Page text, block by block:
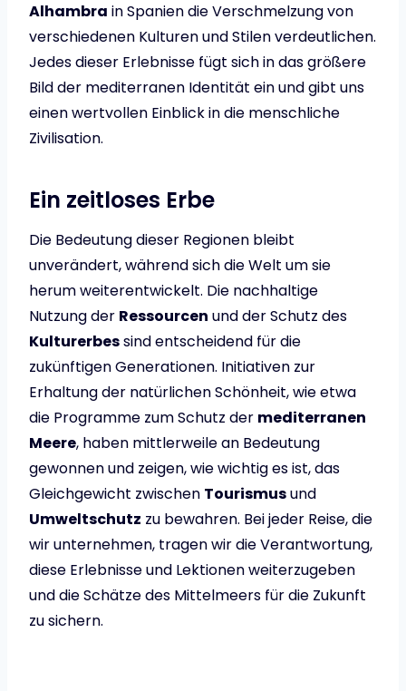
Alhambra in Spanien die Verschmelzung von
verschiedenen Kulturen und Stilen verdeutlichen.
Jedes dieser Erlebnisse fügt sich in das größere
Bild der mediterranen Identität ein und gibt uns
einen wertvollen Einblick in die menschliche
Zivilisation.
Ein zeitloses Erbe
Die Bedeutung dieser Regionen bleibt
unverändert, während sich die Welt um sie
herum weiterentwickelt. Die nachhaltige
Nutzung der Ressourcen und der Schutz des
Kulturerbessind entscheidend für die
zukünftigen Generationen. Initiativen zur
Erhaltung der natürlichen Schönheit, wie etwa
die Programme zum Schutz der mediterranen
Meere, haben mittlerweile an Bedeutung
gewonnen und zeigen, wie wichtig es ist, das
Gleichgewicht zwischen Tourismusund
Umweltschutz zu bewahren. Bei jeder Reise, die
wir unternehmen, tragen wir die Verantwortung,
diese Erlebnisse und Lektionen weiterzugeben
und die Schätze des Mittelmeers für die Zukunft
zu sichern.